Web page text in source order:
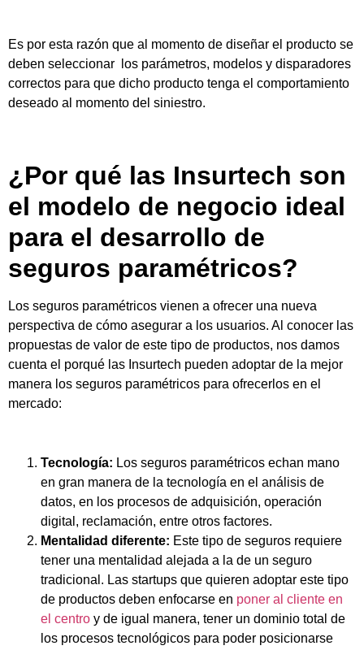
Es por esta razón que al momento de diseñar el producto se
deben seleccionar los parámetros, modelos y disparadores
correctos para que dicho producto tenga el comportamiento
deseado al momento del siniestro.
¿Por qué las Insurtech son
el modelo de negocio ideal
para el desarrollo de
seguros paramétricos?
Los seguros paramétricos vienen a ofrecer una nueva
perspectiva de cómo asegurar a los usuarios. Al conocer las
propuestas de valor de este tipo de productos, nos damos
cuenta el porqué las Insurtech pueden adoptar de la mejor
manera los seguros paramétricos para ofrecerlos en el
mercado:
Tecnología: Los seguros paramétricos echan mano
en gran manera de la tecnología en el análisis de
datos, en los procesos de adquisición, operación
digital, reclamación, entre otros factores.
Mentalidad diferente: Este tipo de seguros requiere
tener una mentalidad alejada a la de un seguro
tradicional. Las startups que quieren adoptar este tipo
de productos deben enfocarse en poner al cliente en
el centro y de igual manera, tener un dominio total de
los procesos tecnológicos para poder posicionarse